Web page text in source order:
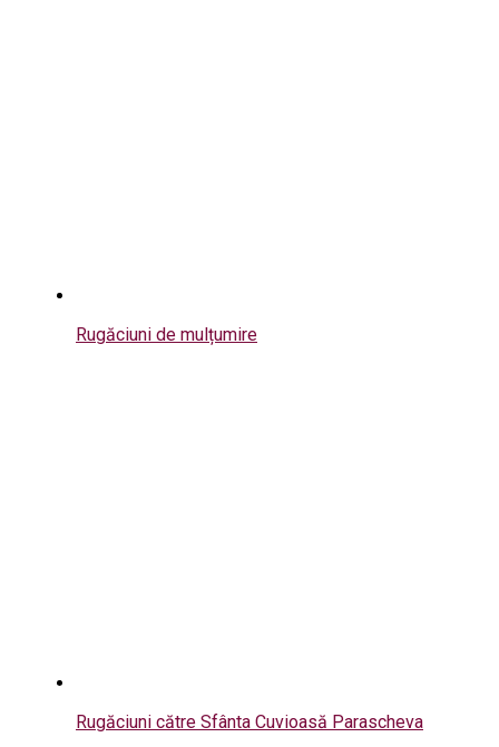
Rugăciuni de mulțumire
Rugăciuni către Sfânta Cuvioasă Parascheva